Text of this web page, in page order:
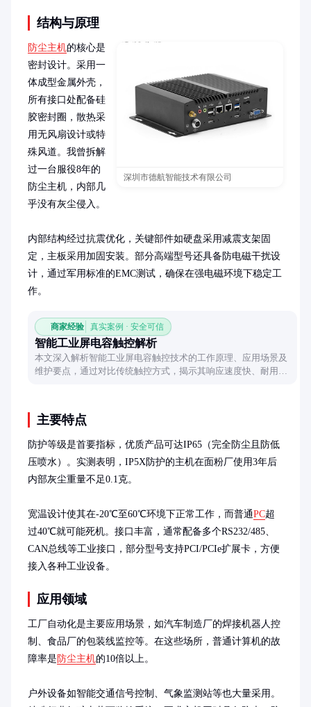
结构与原理
深圳市德航智能技术有限公司
防尘主机的核心是
密封设计。采用一
体成型金属外壳，
所有接口处配备硅
胶密封圈，散热采
用无风扇设计或特
殊风道。我曾拆解
过一台服役8年的
防尘主机，内部几
乎没有灰尘侵入。
内部结构经过抗震优化，关键部件如硬盘采用减震支架固
定，主板采用加固安装。部分高端型号还具备防电磁干扰设
计，通过军用标准的EMC测试，确保在强电磁环境下稳定工
作。
商家经验 真实案例 · 安全可信
智能工业屏电容触控解析
本文深入解析智能工业屏电容触控技术的工作原理、应用场景及
维护要点，通过对比传统触控方式，揭示其响应速度快、耐用性
主要特点
防护等级是首要指标，优质产品可达IP65（完全防尘且防低
压喷水）。实测表明，IP5X防护的主机在面粉厂使用3年后
内部灰尘重量不足0.1克。
宽温设计使其在-20℃至60℃环境下正常工作，而普通PC超
过40℃就可能死机。接口丰富，通常配备多个RS232/485、
CAN总线等工业接口，部分型号支持PCI/PCIe扩展卡，方便
接入各种工业设备。
应用领域
工厂自动化是主要应用场景，如汽车制造厂的焊接机器人控
制、食品厂的包装线监控等。在这些场所，普通计算机的故
障率是 防尘主机的10倍以上。
户外设备如智能交通信号控制、气象监测站等也大量采用。